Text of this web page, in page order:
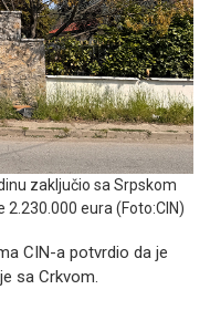
zaključio sa Srpskom
eura (Foto:CIN)
CIN-a potvrdio da je
sa Crkvom.